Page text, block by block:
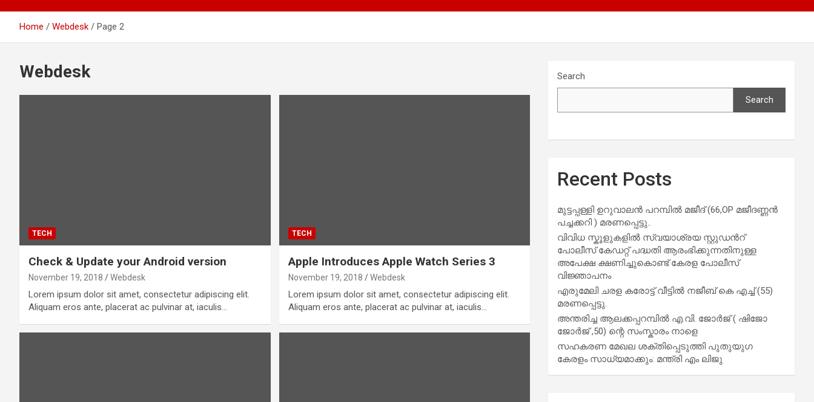
Home Webdesk Page 2
Webdesk
TECH
Check & Update your Android version
November 19, 2018 Webdesk
Lorem ipsum dolor sit amet, consectetur adipiscing elit.
Aliquam eros ante, placerat ac pulvinar at, iaculis…
TECH
Apple Introduces Apple Watch Series 3
November 19, 2018 Webdesk
Lorem ipsum dolor sit amet, consectetur adipiscing elit.
Aliquam eros ante, placerat ac pulvinar at, iaculis…
Search
Search
Recent Posts
മുട്ടപ്പള്ളി ഉറുവാലൻ പറമ്പിൽ മജീദ് (66,OP മജീദണ്ണൻ
പച്ചക്കറി ) മരണപ്പെട്ടു..
വിവിധ സ്കൂളുകളില്‍ സ്വയാശ്രയ സ്റ്റുഡന്‍റ്
പോലീസ് കേഡറ്റ് പദ്ധതി ആരംഭിക്കുന്നതിനുള്ള
അപേക്ഷ ക്ഷണിച്ചുകൊണ്ട് കേരള പോലീസ്
വിജ്ഞാപനം
എരുമേലി ചരള കരോട്ട് വീട്ടിൽ നജീബ് കെ എച്ച് (55)
മരണപ്പെട്ടു.
അന്തരിച്ച ആ​ല​ക്ക​പ്പ​റമ്പിൽ​ എ.​വി. ജോ​ർ​ജ് ( ഷിജോ
ജോർജ് ,50) ന്റെ സംസ്കാരം നാളെ
സഹകരണ മേഖല ശക്തിപ്പെടുത്തി പുതുയുഗ
കേരളം സാധ്യമാക്കും: മന്ത്രി എം ലിജു